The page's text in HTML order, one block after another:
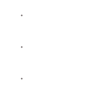
・
・
・